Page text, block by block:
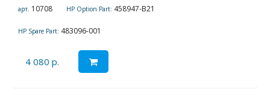
арт. 10708 HP Option Part: 458947-B21
HP Spare Part: 483096-001
4 080 р.